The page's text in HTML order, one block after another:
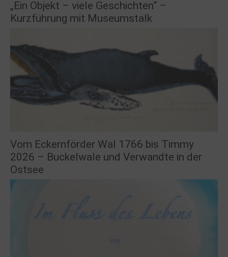
„Ein Objekt – viele Geschichten“ –
Kurzführung mit Museumstalk
Vom Eckernförder Wal 1766 bis Timmy
2026 – Buckelwale und Verwandte in der
Ostsee